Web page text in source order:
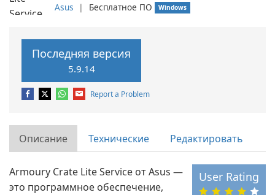
Asus ❘ Бесплатное ПО Windows
Последняя версия
5.9.14
Report a Problem
Описание Технические Редактировать
User Rating
Armoury Crate Lite Service от Asus —
это программное обеспечение,